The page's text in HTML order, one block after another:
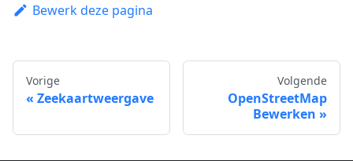
Bewerk deze pagina
Vorige
Zeekaartweergave
Volgende
OpenStreetMap
Bewerken